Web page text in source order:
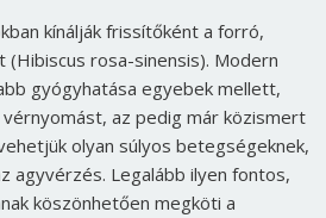
kínálják frissítőként a forró,
(Hibiscus rosa-sinensis). Modern
gyógyhatása egyebek mellett,
az pedig már közismert
olyan súlyos betegségeknek,
agyvérzés. Legalább ilyen fontos,
köszönhetően megköti a